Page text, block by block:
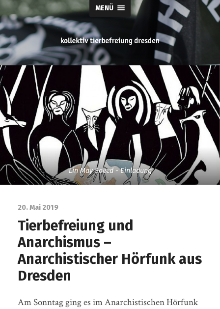
MENÜ
tierbefreiung
dresden
Lin May Saeed - Einladung
20. Mai 2019
Tierbefreiung und
Anarchismus –
Anarchistischer Hörfunk aus
Dresden
Am Sonntag ging es im Anarchistischen Hörfunk